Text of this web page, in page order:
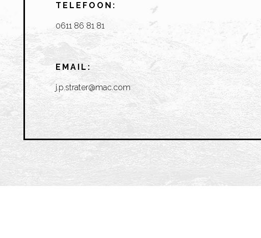
TELEFOON:
0611 86 81 81
EMAIL:
j.p.strater@mac.com